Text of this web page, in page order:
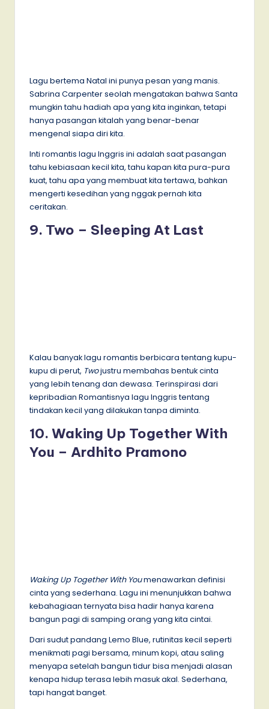
Lagu bertema Natal ini punya pesan yang manis.
Sabrina Carpenter seolah mengatakan bahwa Santa
mungkin tahu hadiah apa yang kita inginkan, tetapi
hanya pasangan kitalah yang benar-benar
mengenal siapa diri kita.
Inti romantis lagu Inggris ini adalah saat pasangan
tahu kebiasaan kecil kita, tahu kapan kita pura-pura
kuat, tahu apa yang membuat kita tertawa, bahkan
mengerti kesedihan yang nggak pernah kita
ceritakan.
9. Two – Sleeping At Last
Kalau banyak lagu romantis berbicara tentang kupu-
kupu di perut, Twojustru membahas bentuk cinta
yang lebih tenang dan dewasa. Terinspirasi dari
kepribadian Romantisnya lagu Inggris tentang
tindakan kecil yang dilakukan tanpa diminta.
10. Waking Up Together With
You – Ardhito Pramono
Waking Up Together With Youmenawarkan definisi
cinta yang sederhana. Lagu ini menunjukkan bahwa
kebahagiaan ternyata bisa hadir hanya karena
bangun pagi di samping orang yang kita cintai.
Dari sudut pandang Lemo Blue, rutinitas kecil seperti
menikmati pagi bersama, minum kopi, atau saling
menyapa setelah bangun tidur bisa menjadi alasan
kenapa hidup terasa lebih masuk akal. Sederhana,
tapi hangat banget.